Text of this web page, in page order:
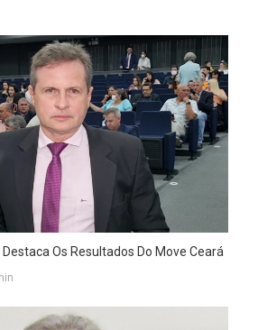
Os Resultados Do Move Ceará